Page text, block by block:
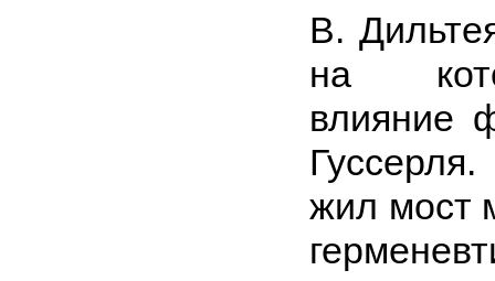
В.
на
влияние
жил мост